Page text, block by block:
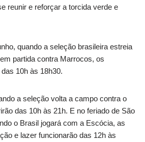
reunir e reforçar a torcida verde e
quando a seleção brasileira estreia
partida contra Marrocos, os
10h às 18h30.
a seleção volta a campo contra o
das 10h às 21h. E no feriado de São
o Brasil jogará com a Escócia, as
e lazer funcionarão das 12h às